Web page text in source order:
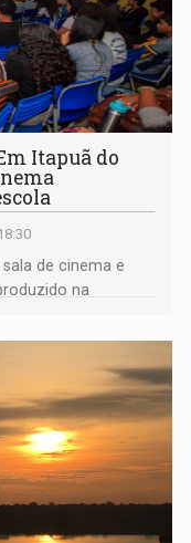
Itapuã do
de cinema e
na